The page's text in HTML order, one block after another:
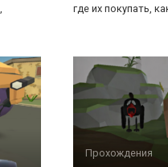
где их покупать,
Прохождения